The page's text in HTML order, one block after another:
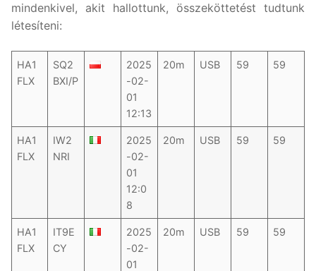
mindenkivel, akit hallottunk, összeköttetést tudtunk
létesíteni:
HA1
FLX
SQ2
BXI/P
2025
-02-
01
12:13
20m USB 59 59
HA1
FLX
IW2
NRI
2025
-02-
01
12:0
8
20m USB 59 59
HA1
FLX
IT9E
CY
2025
-02-
01
20m USB 59 59